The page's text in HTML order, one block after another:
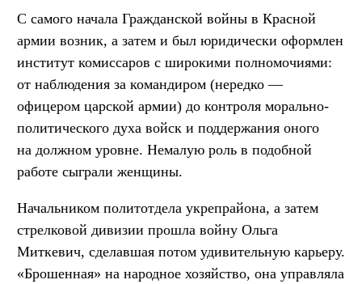
С самого начала Гражданской войны в Красной
армии возник, а затем и был юридически оформлен
институт комиссаров с широкими полномочиями:
от наблюдения за командиром (нередко —
офицером царской армии) до контроля морально-
политического духа войск и поддержания оного
на должном уровне. Немалую роль в подобной
работе сыграли женщины.
Начальником политотдела укрепрайона, а затем
стрелковой дивизии прошла войну Ольга
Миткевич, сделавшая потом удивительную карьеру.
«Брошенная» на народное хозяйство, она управляла